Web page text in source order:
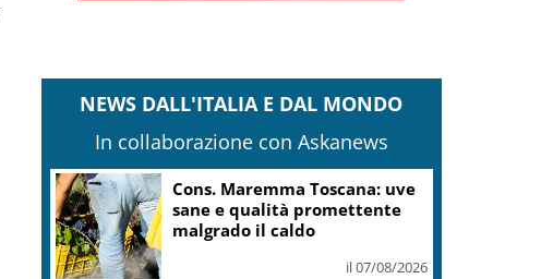
NEWS DALL'ITALIA E DAL MONDO
In collaborazione con Askanews
Cons. Maremma Toscana: uve
sane e qualità promettente
malgrado il caldo
il 07/08/2026